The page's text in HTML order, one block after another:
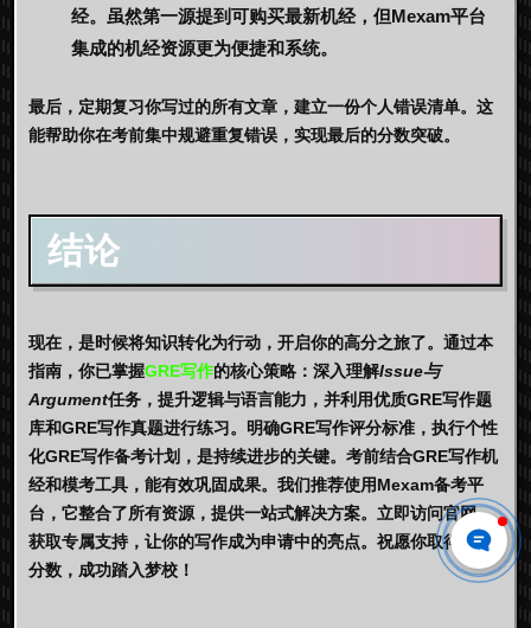
经。虽然第一源提到可购买最新机经，但Mexam平台
集成的机经资源更为便捷和系统。
最后，定期复习你写过的所有文章，建立一份个人错误清单。这
能帮助你在考前集中规避重复错误，实现最后的分数突破。
结论
现在，是时候将知识转化为行动，开启你的高分之旅了。通过本
指南，你已掌握GRE写作的核心策略：深入理解Issue与
Argument任务，提升逻辑与语言能力，并利用优质GRE写作题
库和GRE写作真题进行练习。明确GRE写作评分标准 ，执行个性
化GRE写作备考计划 ，是持续进步的关键。考前结合GRE写作机
经和模考工具，能有效巩固成果。我们推荐使用Mexam备考平
台，它整合了所有资源，提供一站式解决方案。立即访问官网，
获取专属支持，让你的写作成为申请中的亮点。祝愿你取得理想
分数，成功踏入梦校！